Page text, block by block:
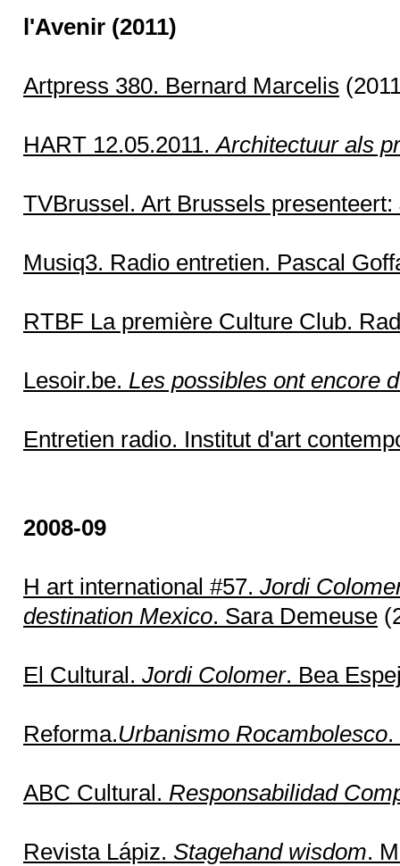
l'Avenir (2011)
Artpress 380. Bernard Marcelis
HART 12.05.2011.Architectuur als
TVBrussel. Art Brussels
Musiq3. Radio entretien. Pascal
RTBF La première Culture Club.
Lesoir.be. Les possibles ont encore
Entretien radio. Institut d'art
2008-09
H art international #57. Jordi
destination Mexico. Sara Demeuse
El Cultural. Jordi Colomer. Bea
Reforma.Urbanismo Rocambolesco
ABC Cultural. Responsabilidad
Revista Lápiz. Stagehand wisdom.